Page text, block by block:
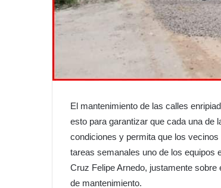
El mantenimiento de las calles
esto para garantizar que cada una de
condiciones y permita que los
tareas semanales uno de los equipos
Cruz Felipe Arnedo, justamente
de mantenimiento.